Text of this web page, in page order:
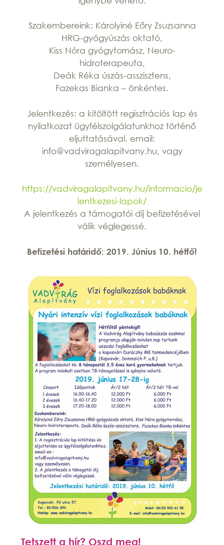
Szakembereink: Károlyiné Eőry Zsuzsanna
HRG-gyógyúszás oktató,
Kiss Nóra gyógytornász, Neuro-
hidroterapeuta,
Deák Réka úszás-asszisztens,
Fazekas Bianka – önkéntes.
Jelentkezés: a kitöltött regisztrációs lap és
nyilatkozat ügyfélszolgálatunkhoz történő
eljuttatásával. email:
info@vadviragalapitvany.hu, vagy
személyesen.
https://vadviragalapitvany.hu/informacio/je
lentkezesi-lapok/
A jelentkezés a támogatói díj befizetésével
válik véglegessé.
Befizetési határidő: 2019. Június 10. hétfő!
Tetszett a hír? Oszd meg!